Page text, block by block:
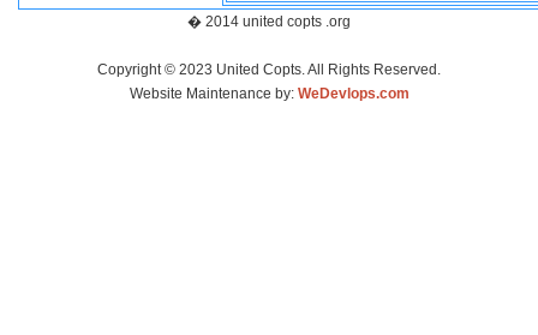
� 2014 united copts .org
Copyright © 2023 United Copts. All Rights Reserved.
Website Maintenance by: WeDevlops.com